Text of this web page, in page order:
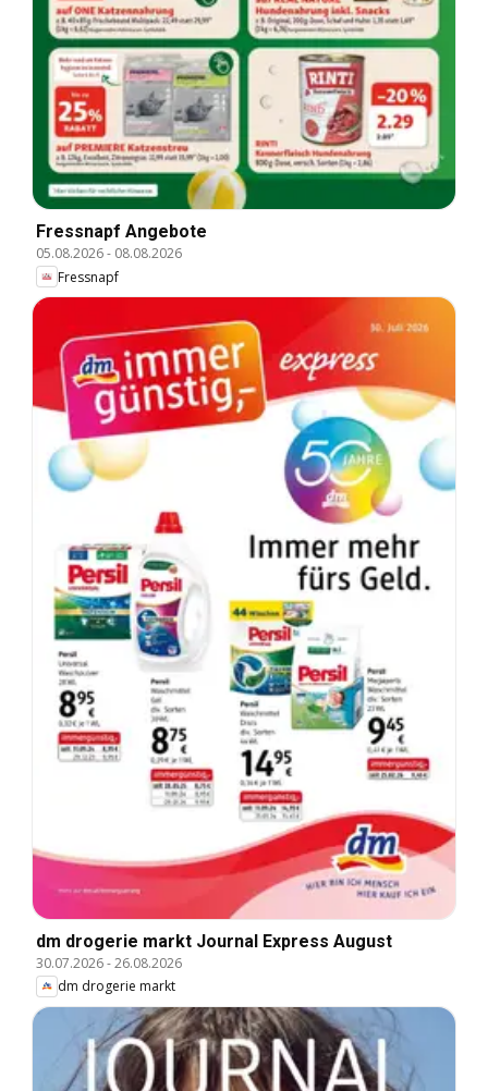
Fressnapf Angebote
05.08.2026- 08.08.2026
Fressnapf
dm drogerie markt Journal Express August
30.07.2026-26.08.2026
dm drogerie markt